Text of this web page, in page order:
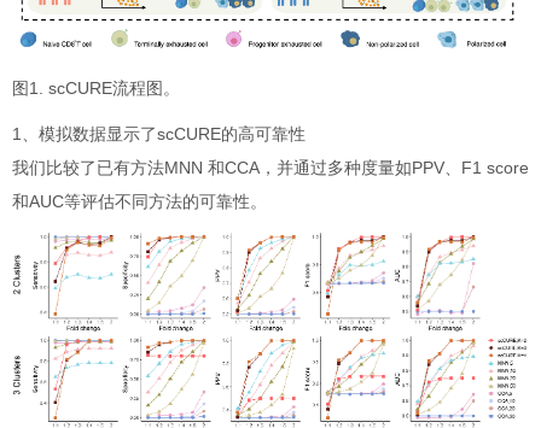
图1. scCURE流程图。
1、模拟数据显示了scCURE的高可靠性
我们比较了已有方法MNN 和CCA，并通过多种度量如PPV、F1 score
和AUC等评估不同方法的可靠性。